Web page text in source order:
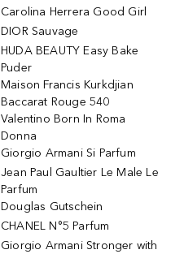
Carolina Herrera Good Girl
DIOR Sauvage
HUDA BEAUTY Easy Bake
Puder
Maison Francis Kurkdjian
Baccarat Rouge 540
Valentino Born In Roma
Donna
Giorgio Armani Si Parfum
Jean Paul Gaultier Le Male Le
Parfum
Douglas Gutschein
CHANEL N°5 Parfum
Giorgio Armani Stronger with